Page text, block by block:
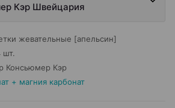
Кэр Швейцария
жевательные [апельсин]
шт.
Консьюмер Кэр
+ магния карбонат